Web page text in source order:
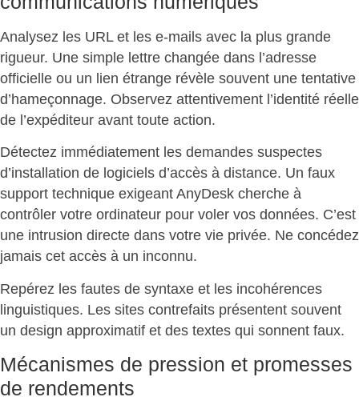
Analysez les URL et les e-mails avec la plus grande
rigueur. Une simple lettre changée dans l’adresse
officielle ou un lien étrange révèle souvent une tentative
d’hameçonnage. Observez attentivement l’identité réelle
de l’expéditeur avant toute action.
Détectez immédiatement les demandes suspectes
d’installation de logiciels d’accès à distance. Un faux
support technique exigeant AnyDesk cherche à
contrôler votre ordinateur pour voler vos données. C’est
une intrusion directe dans votre vie privée. Ne concédez
jamais cet accès à un inconnu.
Repérez les fautes de syntaxe et les incohérences
linguistiques. Les sites contrefaits présentent souvent
un design approximatif et des textes qui sonnent faux.
Mécanismes de pression et promesses
de rendements